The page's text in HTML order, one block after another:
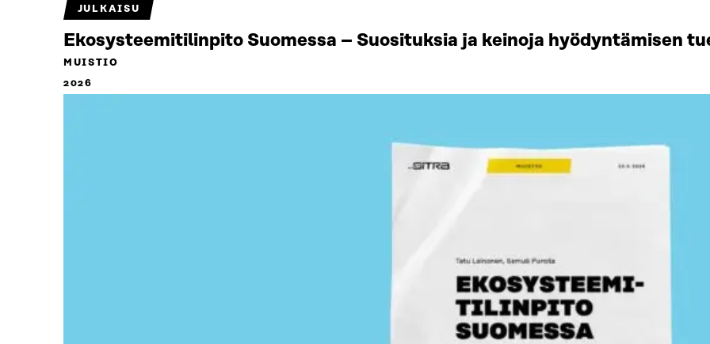
JULKAISU
Ekosysteemitilinpito Suomessa – Suosituksia ja keinoja hyödyntämisen
MUISTIO
2026